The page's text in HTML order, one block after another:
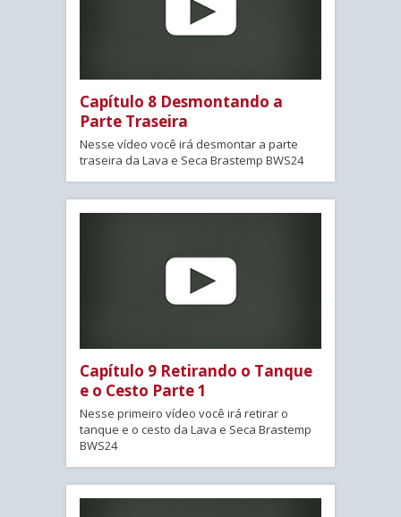
Capítulo 8 Desmontando a
Parte Traseira
Nesse vídeo você irá desmontar a parte
traseira da Lava e Seca Brastemp BWS24
Capítulo 9 Retirando o Tanque
e o Cesto Parte 1
Nesse primeiro vídeo você irá retirar o
tanque e o cesto da Lava e Seca Brastemp
BWS24